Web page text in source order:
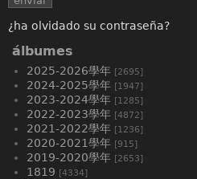
¿ha olvidado su contraseña?
álbumes
2025-2026學年 [2695]
2024-2025學年 [1947]
2023-2024學年 [1285]
2022-2023學年 [4872]
2021-2022學年 [1236]
2020-2021學年 [915]
2019-2020學年 [2653]
1819 [4334]